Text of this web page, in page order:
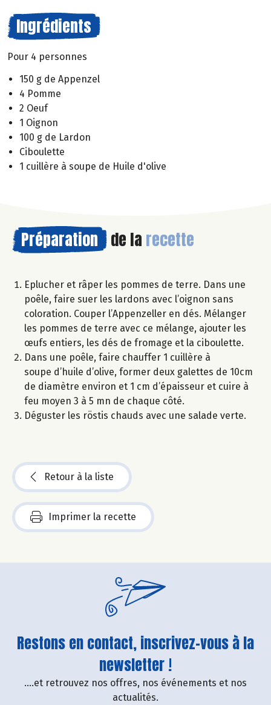
Ingrédients
Pour 4 personnes
150 g de Appenzel
4 Pomme
2 Oeuf
1 Oignon
100 g de Lardon
Ciboulette
1 cuillère à soupe de Huile d'olive
Préparation de la recette
Eplucher et râper les pommes de terre. Dans une
poêle, faire suer les lardons avec l’oignon sans
coloration. Couper l’Appenzeller en dés. Mélanger
les pommes de terre avec ce mélange, ajouter les
œufs entiers, les dés de fromage et la ciboulette.
Dans une poêle, faire chauffer 1 cuillère à
soupe d’huile d’olive, former deux galettes de 10cm
de diamètre environ et 1 cm d’épaisseur et cuire à
feu moyen 3 à 5 mn de chaque côté.
Déguster les röstis chauds avec une salade verte.
Retour à la liste
Imprimer la recette
Restons en contact, inscrivez-vous à la
newsletter !
....et retrouvez nos offres, nos événements et nos
actualités.